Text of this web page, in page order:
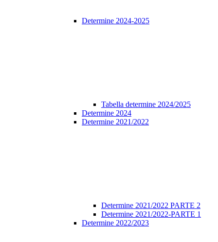
Determine 2024-2025
Tabella determine 2024/2025
Determine 2024
Determine 2021/2022
Determine 2021/2022 PARTE 2
Determine 2021/2022-PARTE 1
Determine 2022/2023